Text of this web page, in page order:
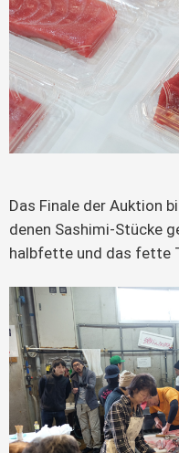
Das Finale der Auktion
denen Sashimi-Stücke
halbfette und das fette